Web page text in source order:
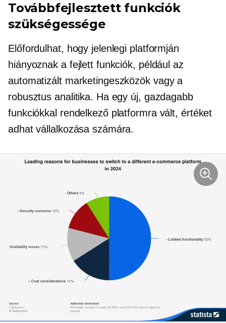
Továbbfejlesztett funkciók
szükségessége
Előfordulhat, hogy jelenlegi platformján
hiányoznak a fejlett funkciók, például az
automatizált marketingeszközök vagy a
robusztus analitika. Ha egy új, gazdagabb
funkciókkal rendelkező platformra vált, értéket
adhat vállalkozása számára.